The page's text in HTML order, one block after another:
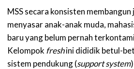
MSS secara konsisten
menyasar anak-anak muda,
baru yang belum pernah
Kelompok freshini dididik betul-
sistem pendukung (support system